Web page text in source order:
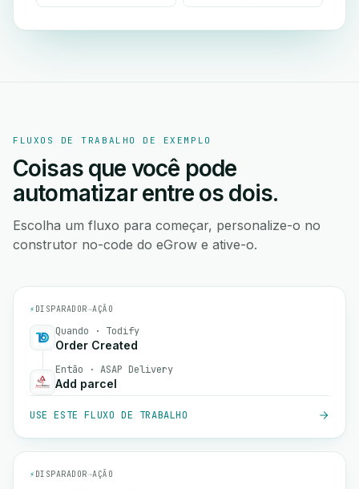
FLUXOS DE TRABALHO DE EXEMPLO
Coisas que você pode
automatizar entre os dois.
Escolha um fluxo para começar, personalize-o no
construtor no-code do eGrow e ative-o.
⚡ DISPARADOR→AÇÃO
Quando · Todify
Order Created
Então · ASAP Delivery
Add parcel
USE ESTE FLUXO DE TRABALHO
⚡ DISPARADOR→AÇÃO